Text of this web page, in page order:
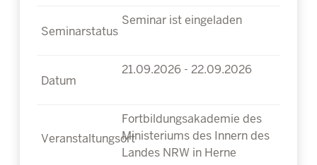
Seminar ist eingeladen
21.09.2026 - 22.09.2026
Fortbildungsakademie des
Ministeriums des Innern des
Landes NRW in Herne